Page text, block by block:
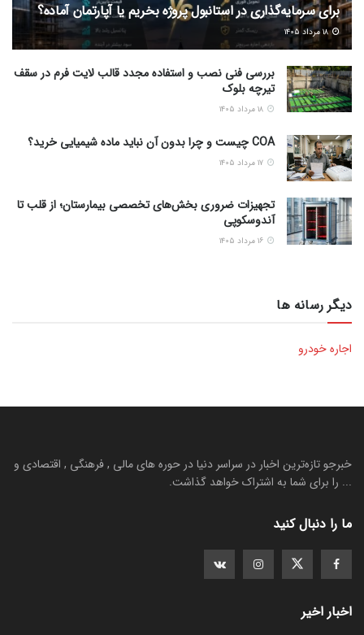
برای سرمایه‌گذاری در استانبول پروژه بخریم یا آپارتمان آماده؟
۱۸ مرداد ۱۴۰۵
بررسی فنی نصب و استفاده مجدد قالب لایت فرم در سقف
تیرچه بلوک
COA چیست و چرا بدون آن نباید ماده شیمیایی خرید؟
تجهیزات ضروری بخش‌های تخصصی بیمارستان؛ از قلب تا
آندوسکوپی
دیگر رسانه ها
اجاره خودرو
خبرجو تازه‌ترین اخبار در سراسر دنیا در حوره های مالی , فرهنگی , اقتصادی و
... را برای شما به اشتراک خواهد گذاشت.
ما را دنبال کنید
اخبار اخیر